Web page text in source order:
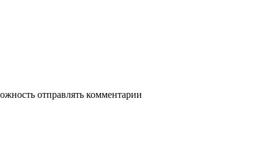
отправлять комментарии